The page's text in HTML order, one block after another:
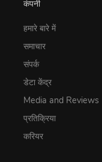
कंपनी
हमारे बारे में
समाचार
संपर्क
डेटा केंद्र
Media and Reviews
प्रतिक्रिया
करियर